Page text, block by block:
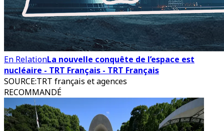
En RelationLa nouvelle conquête de l’espace est
nucléaire - TRT Français - TRT Français
SOURCE:TRT français et agences
RECOMMANDÉ